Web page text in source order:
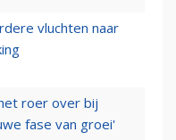
vluchten naar
roer over bij
fase van groei'